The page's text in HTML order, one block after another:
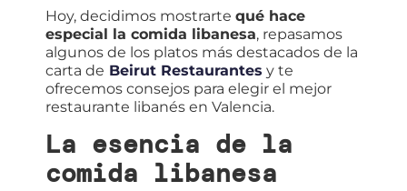
Hoy, decidimos mostrarte qué hace
especial la comida libanesa, repasamos
algunos de los platos más destacados de la
carta de Beirut Restaurantes y te
ofrecemos consejos para elegir el mejor
restaurante libanés en Valencia.
La esencia de la
comida libanesa